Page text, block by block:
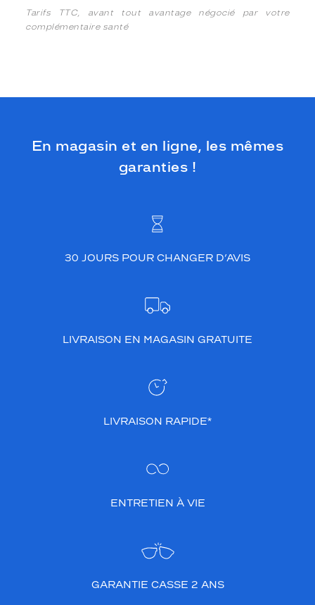
Tarifs TTC, avant tout avantage négocié par votre
complémentaire santé
En magasin et en ligne, les mêmes
garanties !
30 JOURS POUR CHANGER D’AVIS
LIVRAISON EN MAGASIN GRATUITE
LIVRAISON RAPIDE*
ENTRETIEN À VIE
GARANTIE CASSE 2 ANS